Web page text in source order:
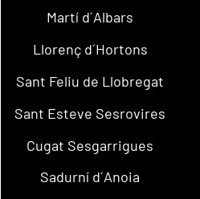
Martí d´Albars
Llorenç d´Hortons
Sant Feliu de Llobregat
Sant Esteve Sesrovires
Cugat Sesgarrigues
Sadurní d´Anoia